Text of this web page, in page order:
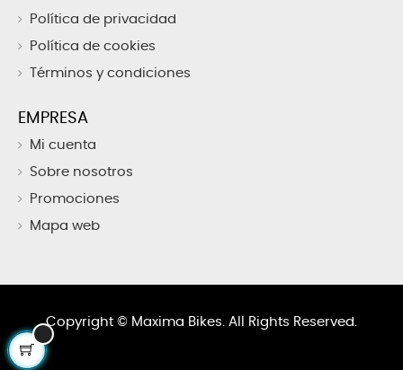
Política de privacidad
Política de cookies
Términos y condiciones
EMPRESA
Mi cuenta
Sobre nosotros
Promociones
Mapa web
Copyright © Maxima Bikes. All Rights Reserved.